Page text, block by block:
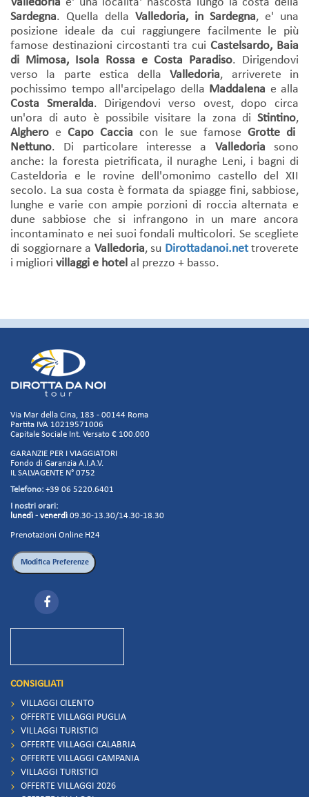
Sardegna. Quella della Valledoria, in Sardegna, e' una
posizione ideale da cui raggiungere facilmente le più
famose destinazioni circostanti tra cui Castelsardo, Baia
di Mimosa, Isola Rossa e Costa Paradiso. Dirigendovi
verso la parte estica dellaValledoria, arriverete in
pochissimo tempo all'arcipelago della Maddalena e alla
Costa Smeralda. Dirigendovi verso ovest, dopo circa
un'ora di auto è possibile visitare la zona di Stintino,
Alghero e Capo Caccia con le sue famose Grotte di
Nettuno. Di particolare interesse a Valledoria sono
anche: la foresta pietrificata, il nuraghe Leni, i bagni di
Casteldoria e le rovine dell'omonimo castello del XII
secolo. La sua costa è formata da spiagge fini, sabbiose,
lunghe e varie con ampie porzioni di roccia alternata e
dune sabbiose che si infrangono in un mare ancora
incontaminato e nei suoi fondali multicolori. Se scegliete
di soggiornare a Valledoria, su Dirottadanoi.net troverete
i migliori villaggi e hotel al prezzo + basso.
Via Mar della Cina, 183 - 00144 Roma
Partita IVA 10219571006
Capitale Sociale Int. Versato € 100.000
GARANZIE PER I VIAGGIATORI
Fondo di Garanzia A.I.A.V.
IL SALVAGENTE N° 0752
Telefono: +39 06 5220.6401
I nostri orari:
lunedì - venerdì 09.30-13.30/14.30-18.30
Prenotazioni Online H24
CONSIGLIATI
VILLAGGI CILENTO
OFFERTE VILLAGGI PUGLIA
VILLAGGI TURISTICI
OFFERTE VILLAGGI CALABRIA
OFFERTE VILLAGGI CAMPANIA
VILLAGGI TURISTICI
OFFERTE VILLAGGI 2026